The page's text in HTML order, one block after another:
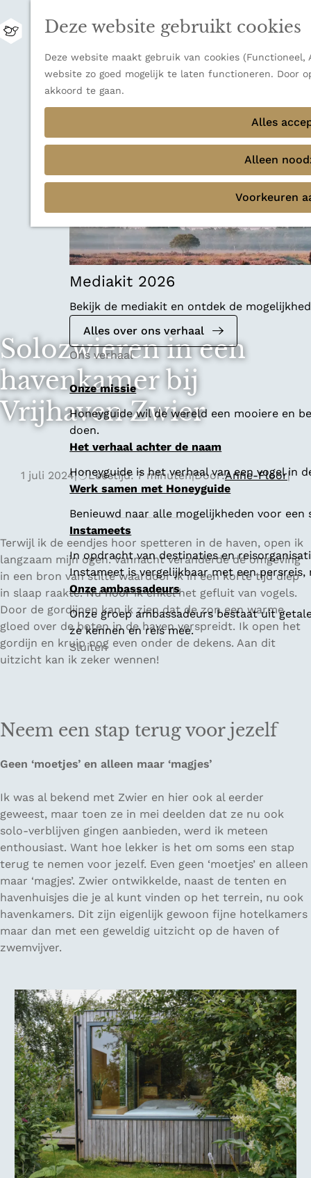
Deze website gebruikt cookies
Deze website maakt gebruik van cookies
website zo goed mogelijk te laten functioneren. Door
akkoord te gaan.
Alles
Alleen
Voorkeuren
M
n
u
bestemming voor wie houdt van natuur,
Sluiten
Thema's
Verborgen parels
Terug Ons verhaal
Mediakit 2026
Bekijk de mediakit en ontdek de
Alles over ons verhaal
Ons verhaal
Onze missie
Honeyguide wil de wereld een mooiere en
doen.
Het verhaal achter de naam
Honeyguide is het verhaal van een vogel in
Werk samen met Honeyguide
Benieuwd naar alle mogelijkheden voor
Instameets
In opdracht van destinaties en
Instameet is vergelijkbaar met een
Onze ambassadeurs
Onze groep ambassadeurs bestaat uit
ze kennen en reis mee.
Sluiten
Solozwieren in een
havenkamer bij
Vrijhaven Zwier
1 juli 2024| Leestijd: 7 minuten|Door:Anne-Floor|
Terwijl ik de eendjes hoor spetteren in de haven, open ik
langzaam mijn ogen. Vannacht veranderde de omgeving
in een bron van stilte waardoor ik in een korte tijd diep
in slaap raakte. Nu hoor ik enkel het gefluit van vogels.
Door de gordijnen kan ik zien dat de zon een warme
gloed over de boten in de haven verspreidt. Ik open het
gordijn en kruip nog even onder de dekens. Aan dit
uitzicht kan ik zeker wennen!
Neem een stap terug voor jezelf
Geen ‘moetjes’ en alleen maar ‘magjes’
Ik was al bekend met Zwier en hier ook al eerder
geweest, maar toen ze in mei deelden dat ze nu ook
solo-verblijven gingen aanbieden, werd ik meteen
enthousiast. Want hoe lekker is het om soms een stap
terug te nemen voor jezelf. Even geen ‘moetjes’ en alleen
maar ‘magjes’. Zwier ontwikkelde, naast de tenten en
havenhuisjes die je al kunt vinden op het terrein, nu ook
havenkamers. Dit zijn eigenlijk gewoon fijne hotelkamers
maar dan met een geweldig uitzicht op de haven of
zwemvijver.